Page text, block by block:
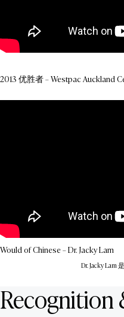
2013 优胜者 – Westpac Auckland
Would of Chinese – Dr. Jacky Lam
Dr. Jacky Lam
Recognition